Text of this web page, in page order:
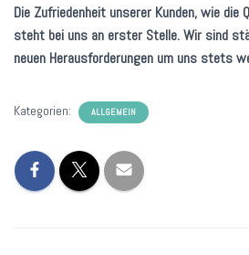
Die Zufriedenheit unserer Kunden, wie die
steht bei uns an erster Stelle. Wir sind
neuen Herausforderungen um uns stets
Kategorien: ALLGEMEIN